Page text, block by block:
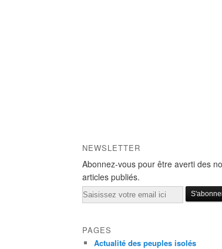
NEWSLETTER
Abonnez-vous pour être averti des
articles publiés.
Email
PAGES
Actualité des peuples isolés